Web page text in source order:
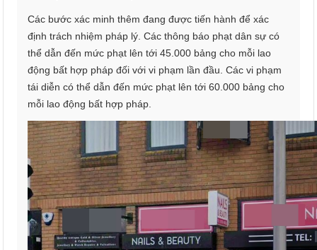
Các bước xác minh thêm đang được tiến hành để xác
định trách nhiệm pháp lý. Các thông báo phạt dân sự có
thể dẫn đến mức phạt lên tới 45.000 bảng cho mỗi lao
động bất hợp pháp đối với vi phạm lần đầu. Các vi phạm
tái diễn có thể dẫn đến mức phạt lên tới 60.000 bảng cho
mỗi lao động bất hợp pháp.